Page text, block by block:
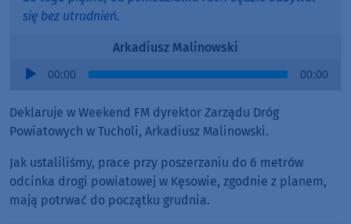
się bez utrudnień.
Arkadiusz Malinowski
Audio
00:00 00:00
Deklaruje w Weekend FM dyrektor Zarządu Dróg
Powiatowych w Tucholi, Arkadiusz Malinowski.
Jak ustaliliśmy, prace przy poszerzaniu do 6 metrów
odcinka drogi powiatowej w Kęsowie, zgodnie z planem,
mają potrwać do początku grudnia.